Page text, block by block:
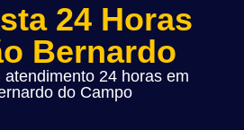
24 Horas
Bernardo
atendimento 24 horas em
do Campo